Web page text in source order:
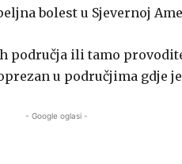
bolest u Sjevernoj
ili tamo
u područjima gdje
- Google oglasi -